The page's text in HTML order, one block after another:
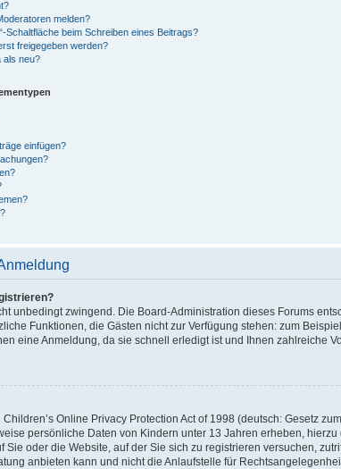
melden?
Schaltfläche beim Schreiben eines Beitrags?
freigegeben werden?
als neu?
einfügen?
unbedingt zwingend. Die Board-Administration dieses Forums
Funktionen, die Gästen nicht zur Verfügung stehen: zum
eine Anmeldung, da sie schnell erledigt ist und Ihnen zahlreiche
Online Privacy Protection Act of 1998 (deutsch: Gesetz
persönliche Daten von Kindern unter 13 Jahren erheben,
Sie oder die Website, auf der Sie sich zu registrieren versuchen,
anbieten kann und nicht die Anlaufstelle für